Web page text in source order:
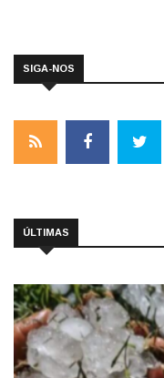
SIGA-NOS
ÚLTIMAS